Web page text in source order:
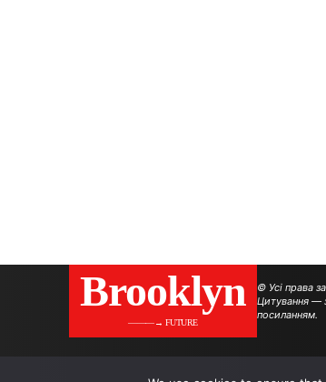
Brooklyn
———→ FUTURE
© Усі права
Цитування —
посиланням.